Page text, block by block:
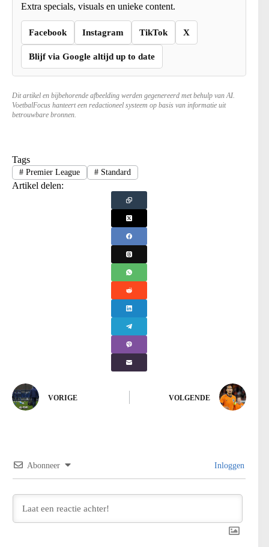
Extra specials, visuals en unieke content.
Facebook Instagram TikTok X
Blijf via Google altijd up to date
Dit artikel en bijbehorende afbeelding werden gegenereerd met behulp van AI.
VoetbalFocus hanteert een redactioneel systeem op basis van informatie uit
betrouwbare bronnen.
Tags
#Premier League #Standard
Artikel delen:
VORIGE VOLGENDE
Abonneer Inloggen